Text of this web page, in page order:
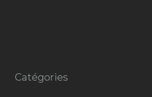
Catégories